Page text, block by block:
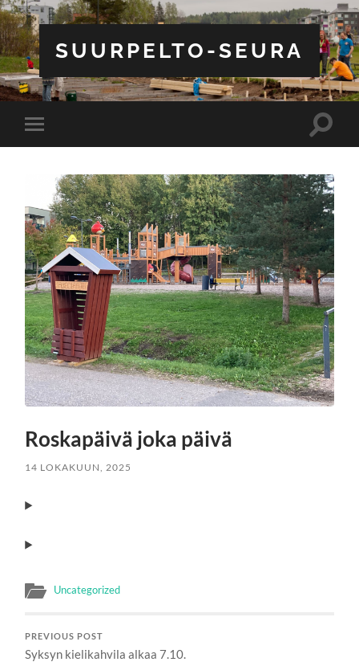
SUURPELTO-SEURA
Toggle
mobile
Toggle
Roskapäivä joka päivä
14 LOKAKUUN, 2025
Uncategorized
PREVIOUS POST
Syksyn kielikahvila alkaa 7.10.